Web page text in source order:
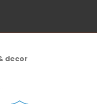
decor